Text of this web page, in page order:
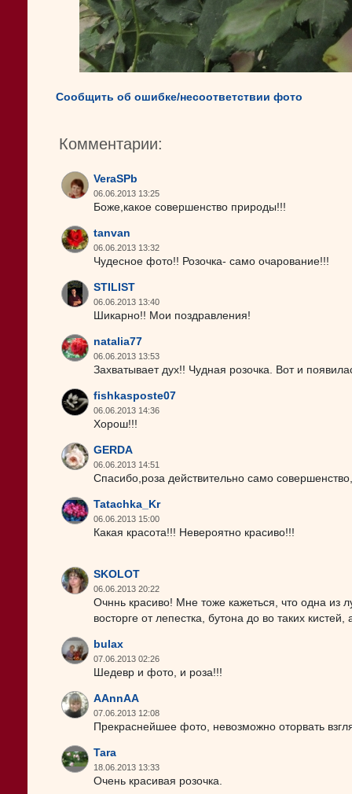
Сообщить об ошибке/несоответствии фото
Комментарии:
VeraSPb
06.06.2013 13:25
Боже,какое совершенство природы!!!
tanvan
06.06.2013 13:32
Чудесное фото!! Розочка- само очарование!!!
STILIST
06.06.2013 13:40
Шикарно!! Мои поздравления!
natalia77
06.06.2013 13:53
Захватывает дух!! Чудная розочка. Вот и
fishkasposte07
06.06.2013 14:36
Хорош!!!
GERDA
06.06.2013 14:51
Спасибо,роза действительно само
Tatachka_Kr
06.06.2013 15:00
Какая красота!!! Невероятно красиво!!!
SKOLOT
06.06.2013 20:22
Очннь красиво! Мне тоже кажеться, что одна из
восторге от лепестка, бутона до во таких
bulax
07.06.2013 02:26
Шедевр и фото, и роза!!!
AAnnAA
07.06.2013 12:08
Прекраснейшее фото, невозможно оторвать
Tara
18.06.2013 13:33
Очень красивая розочка.